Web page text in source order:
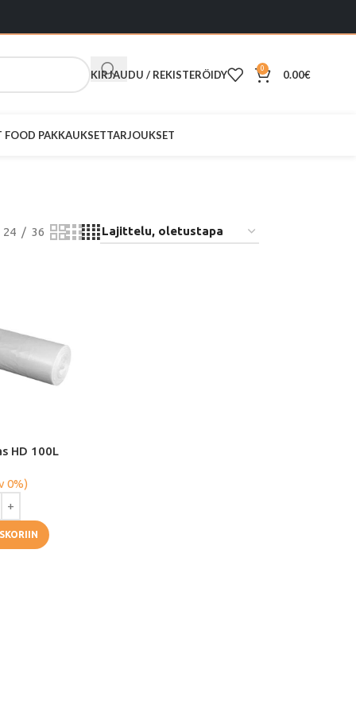
KIRJAUDU / REKISTERÖIDY 0 0.00€
FOOD PAKKAUKSETTARJOUKSET
24 36
HD 100L
0%)